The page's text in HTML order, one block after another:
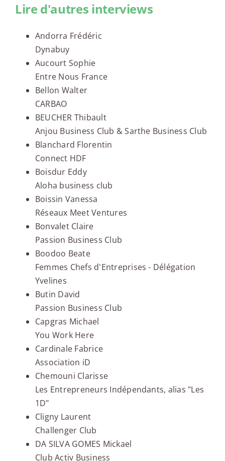
Lire d'autres interviews
Andorra Frédéric
Dynabuy
Aucourt Sophie
Entre Nous France
Bellon Walter
CARBAO
BEUCHER Thibault
Anjou Business Club & Sarthe Business Club
Blanchard Florentin
Connect HDF
Boisdur Eddy
Aloha business club
Boissin Vanessa
Réseaux Meet Ventures
Bonvalet Claire
Passion Business Club
Boodoo Beate
Femmes Chefs d'Entreprises - Délégation
Yvelines
Butin David
Passion Business Club
Capgras Michael
You Work Here
Cardinale Fabrice
Association iD
Chemouni Clarisse
Les Entrepreneurs Indépendants, alias "Les
1D"
Cligny Laurent
Challenger Club
DA SILVA GOMES Mickael
Club Activ Business